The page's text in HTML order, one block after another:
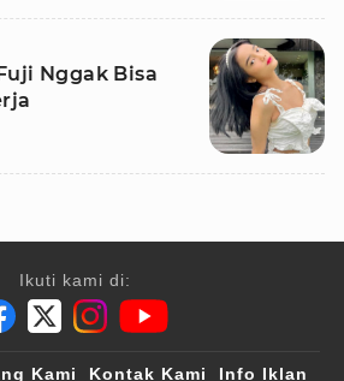
Nggak Bisa
Ikuti kami di:
Kami Kontak Kami Info Iklan